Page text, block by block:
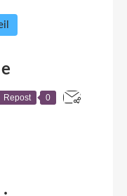
Repost 0